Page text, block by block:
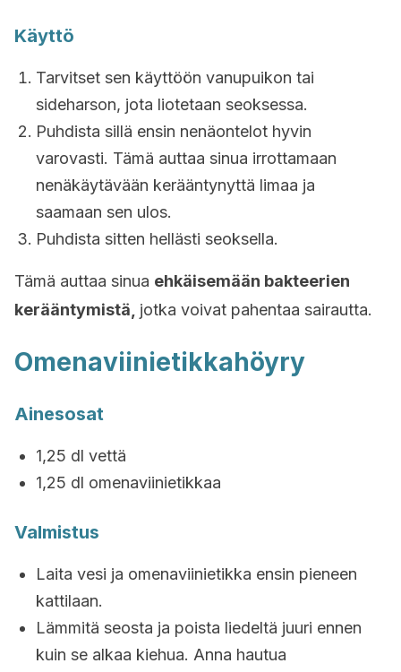
Käyttö
Tarvitset sen käyttöön vanupuikon tai
sideharson, jota liotetaan seoksessa.
Puhdista sillä ensin nenäontelot hyvin
varovasti. Tämä auttaa sinua irrottamaan
nenäkäytävään kerääntynyttä limaa ja
saamaan sen ulos.
Puhdista sitten hellästi seoksella.
Tämä auttaa sinua ehkäisemään bakteerien
kerääntymistä, jotka voivat pahentaa sairautta.
Omenaviinietikkahöyry
Ainesosat
1,25 dl vettä
1,25 dl omenaviinietikkaa
Valmistus
Laita vesi ja omenaviinietikka ensin pieneen
kattilaan.
Lämmitä seosta ja poista liedeltä juuri ennen
kuin se alkaa kiehua. Anna hautua